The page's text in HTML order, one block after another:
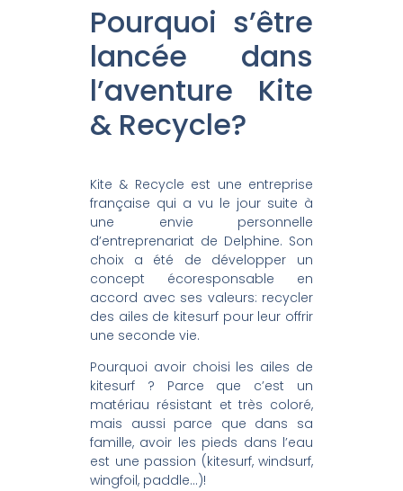
Pourquoi s’être
lancée dans
l’aventure Kite
& Recycle?
Kite & Recycle est une entreprise
française qui a vu le jour suite à
une envie personnelle
d’entreprenariat de Delphine. Son
choix a été de développer un
concept écoresponsable en
accord avec ses valeurs: recycler
des ailes de kitesurf pour leur offrir
une seconde vie.
Pourquoi avoir choisi les ailes de
kitesurf ? Parce que c’est un
matériau résistant et très coloré,
mais aussi parce que dans sa
famille, avoir les pieds dans l’eau
est une passion (kitesurf, windsurf,
wingfoil, paddle…)!